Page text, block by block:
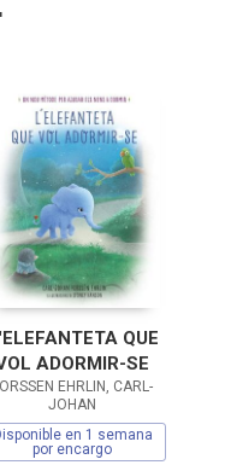
QUE
ADORMIR-SE
EHRLIN, CARL-
JOHAN
en 1 semana
por encargo